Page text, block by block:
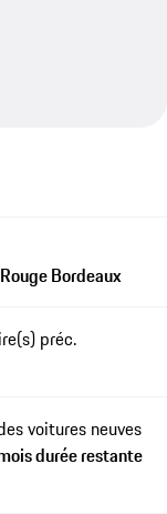
Bordeaux
préc.
voitures neuves
durée restante